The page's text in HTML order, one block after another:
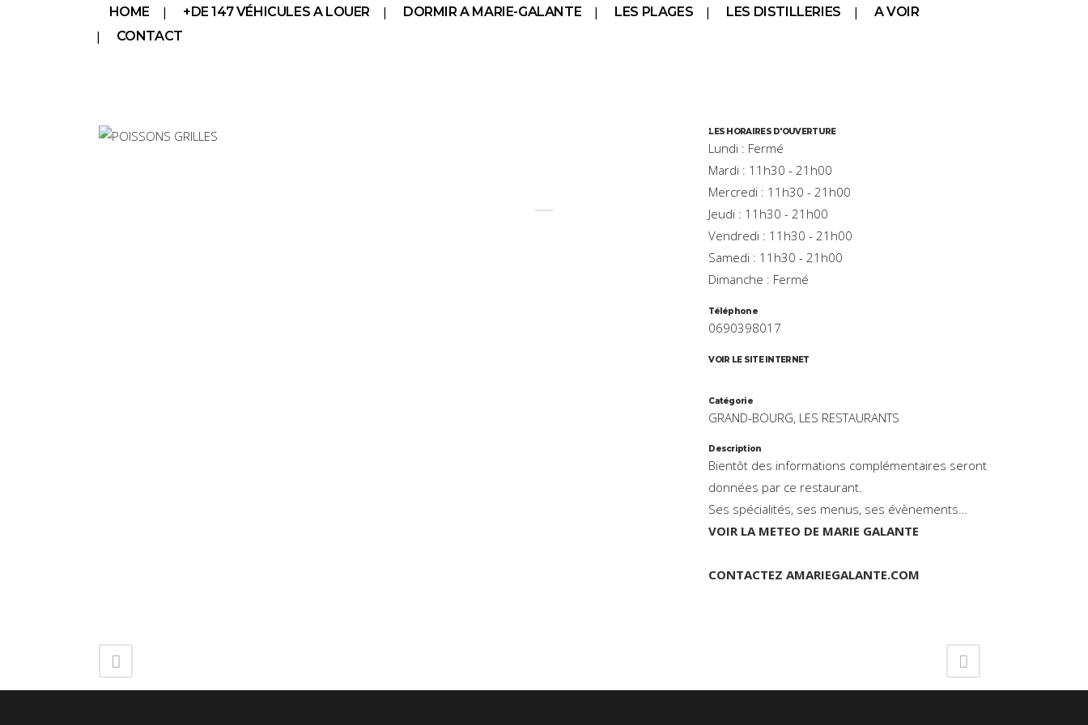
HOME +DE 147 VÉHICULES A LOUER DORMIR A MARIE-GALANTE LES PLAGES LES DISTILLERIES
A VOIR
CONTACT
LES HORAIRES D'OUVERTURE
Lundi : Fermé
Mardi : 11h30 - 21h00
Mercredi : 11h30 - 21h00
Jeudi : 11h30 - 21h00
Vendredi : 11h30 - 21h00
Samedi : 11h30 - 21h00
Dimanche : Fermé
Téléphone
0690398017
VOIR LE SITE INTERNET
Catégorie
GRAND-BOURG, LES RESTAURANTS
Description
Bientôt des informations complémentaires seront
données par ce restaurant.
Ses spécialités, ses menus, ses évènements…
VOIR LA METEO DE MARIE GALANTE
CONTACTEZ AMARIEGALANTE.COM